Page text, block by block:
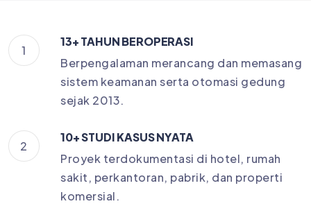
1
13+ TAHUN BEROPERASI
Berpengalaman merancang dan memasang
sistem keamanan serta otomasi gedung
sejak 2013.
2
10+ STUDI KASUS NYATA
Proyek terdokumentasi di hotel, rumah
sakit, perkantoran, pabrik, dan properti
komersial.